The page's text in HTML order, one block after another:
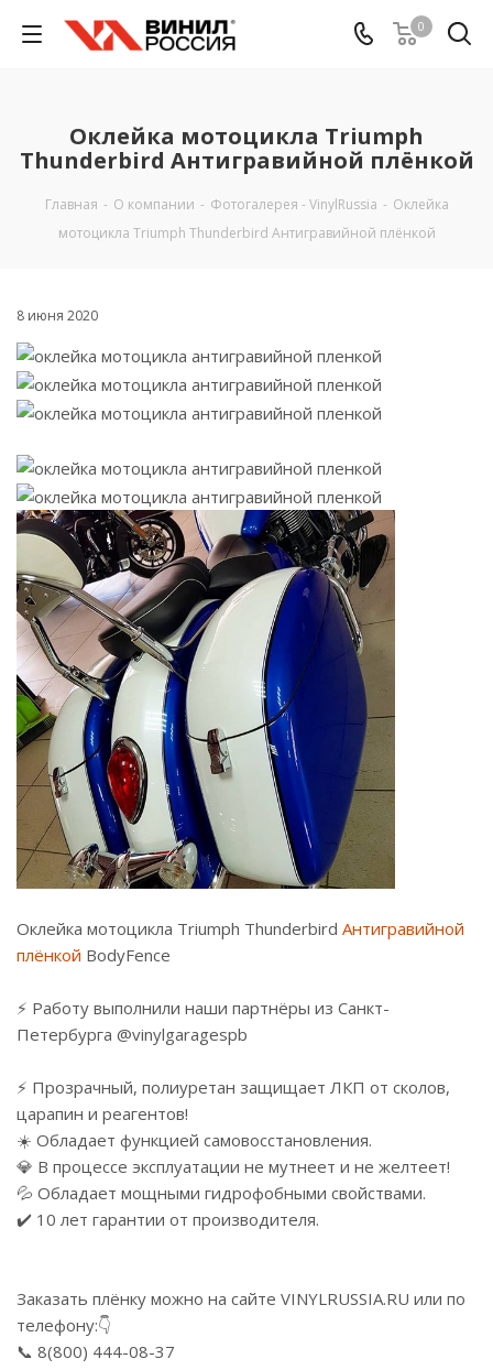
0
Оклейка мотоцикла Triumph
Thunderbird Антигравийной плёнкой
Главная - О компании - Фотогалерея - VinylRussia - Оклейка
мотоцикла Triumph Thunderbird Антигравийной плёнкой
8 июня 2020
Оклейка мотоцикла Triumph Thunderbird Антигравийной
плёнкой BodyFence
⚡ Работу выполнили наши партнёры из Санкт-
Петербурга @vinylgaragespb
⚡️ Прозрачный, полиуретан защищает ЛКП от сколов,
царапин и реагентов!
☀️ Обладает функцией самовосстановления.
💎 В процессе эксплуатации не мутнеет и не желтеет!
💦 Обладает мощными гидрофобными свойствами.
✔️ 10 лет гарантии от производителя.
Заказать плёнку можно на сайте VINYLRUSSIA.RU или по
телефону:👇
📞 8(800) 444-08-37⠀